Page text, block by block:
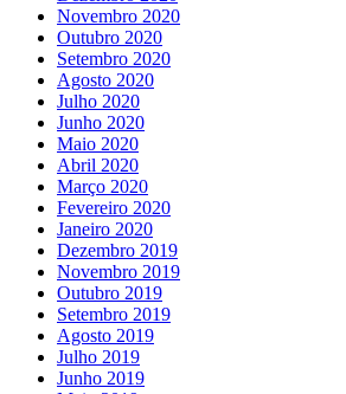
Novembro 2020
Outubro 2020
Setembro 2020
Agosto 2020
Julho 2020
Junho 2020
Maio 2020
Abril 2020
Março 2020
Fevereiro 2020
Janeiro 2020
Dezembro 2019
Novembro 2019
Outubro 2019
Setembro 2019
Agosto 2019
Julho 2019
Junho 2019